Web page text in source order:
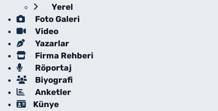
Yerel
Foto Galeri
Video
Yazarlar
Firma Rehberi
Röportaj
Biyografi
Anketler
Künye